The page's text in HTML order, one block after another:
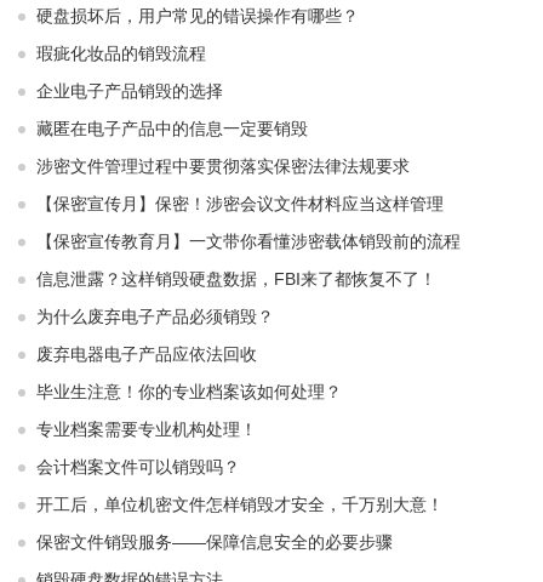
硬盘损坏后，用户常见的错误操作有哪些？
瑕疵化妆品的销毁流程
企业电子产品销毁的选择
藏匿在电子产品中的信息一定要销毁
涉密文件管理过程中要贯彻落实保密法律法规要求
【保密宣传月】保密！涉密会议文件材料应当这样管理
【保密宣传教育月】一文带你看懂涉密载体销毁前的流程
信息泄露？这样销毁硬盘数据，FBI来了都恢复不了！
为什么废弃电子产品必须销毁？
废弃电器电子产品应依法回收
毕业生注意！你的专业档案该如何处理？
专业档案需要专业机构处理！
会计档案文件可以销毁吗？
开工后，单位机密文件怎样销毁才安全，千万别大意！
保密文件销毁服务——保障信息安全的必要步骤